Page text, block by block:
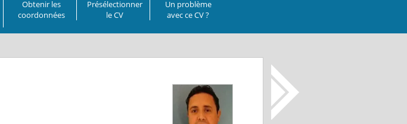
Obtenir les
coordonnées
Présélectionner
le CV
Un problème
avec ce CV ?